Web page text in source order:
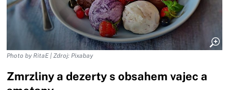
Photo by RitaE | Zdroj: Pixabay
Zmrzliny a dezerty s obsahem vajec a